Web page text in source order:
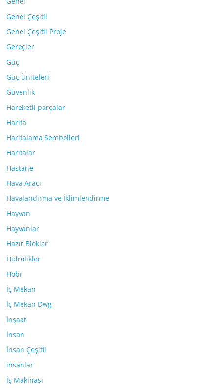
Genel Çeşitli
Genel Çeşitli Proje
Gereçler
Güç
Güç Üniteleri
Güvenlik
Hareketli parçalar
Harita
Haritalama Sembolleri
Haritalar
Hastane
Hava Aracı
Havalandırma ve İklimlendirme
Hayvan
Hayvanlar
Hazır Bloklar
Hidrolikler
Hobi
İç Mekan
İç Mekan Dwg
İnşaat
İnsan
İnsan Çeşitli
insanlar
İş Makinası